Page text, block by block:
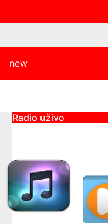
new
Radio uživo